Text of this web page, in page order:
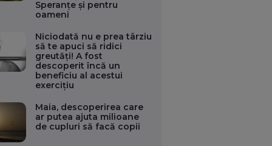
Speranțe și pentru
oameni
Niciodată nu e prea târziu
să te apuci să ridici
greutăți! A fost
descoperit încă un
beneficiu al acestui
exercițiu
Maia, descoperirea care
ar putea ajuta milioane
de cupluri să facă copii